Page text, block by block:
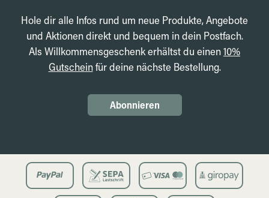
Hole dir alle Infos rund um neue Produkte, Angebote
und Aktionen direkt und bequem in dein Postfach.
Als Willkommensgeschenk erhältst du einen10%
Gutscheinfür deine nächste Bestellung.
Abonnieren